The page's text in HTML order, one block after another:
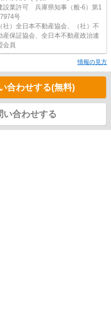
設業許可 兵庫県知事（般-6）第1
号
（社）全日本不動産協会、（社）不
産保証協会、全日本不動産政治連
会員
情報の見方
合わせする(無料)
い合わせする